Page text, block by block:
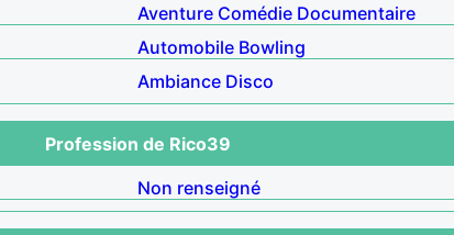
Aventure Comédie Documentaire
Automobile Bowling
Ambiance Disco
Profession de Rico39
Non renseigné